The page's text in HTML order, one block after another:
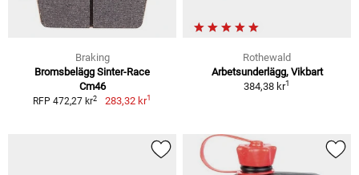
Braking
Bromsbelägg Sinter-Race
Cm46
RFP 472,27 kr2 283,32 kr1
Rothewald
Arbetsunderlägg, Vikbart
384,38 kr1